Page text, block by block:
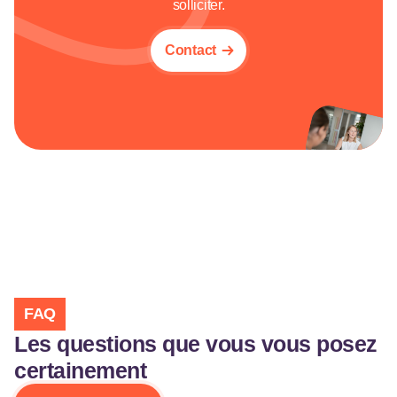
solliciter.
Contact
FAQ
Les questions que vous vous posez
certainement